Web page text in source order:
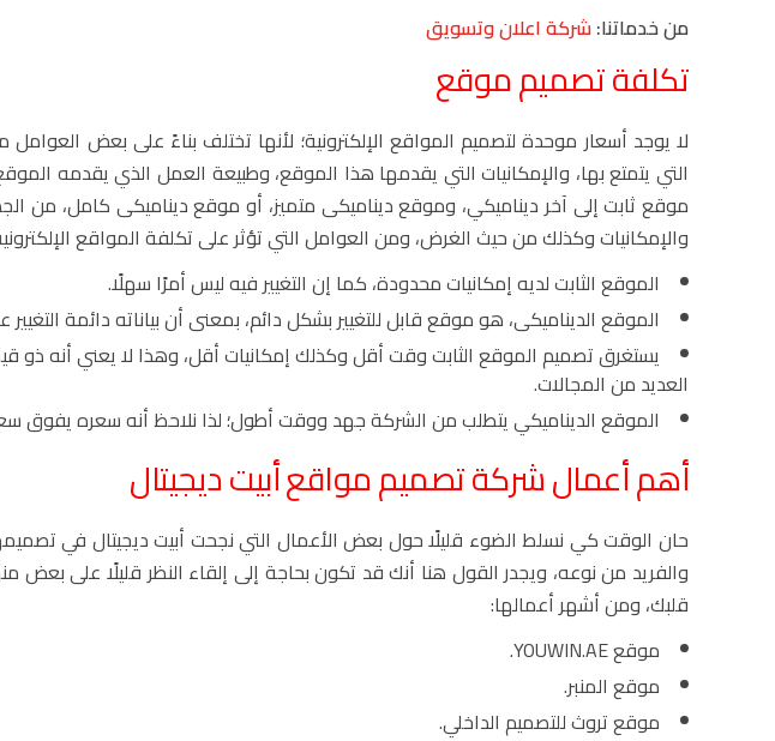
من خدماتنا:شركة اعلان وتسويق
تكلفة تصميم موقع
لا يوجد أسعار موحدة لتصميم المواقع الإلكترونية؛ لأنها تختلف بناءً على بعض
التي يتمتع بها، والإمكانيات التي يقدمها هذا الموقع، وطبيعة العمل الذي يقدمه
موقع ثابت إلى آخر ديناميكي، وموقع ديناميكى متميز، أو موقع ديناميكى كامل، من
والإمكانيات وكذلك من حيث الغرض، ومن العوامل التي تؤثر على تكلفة المواقع
الموقع الثابت لديه إمكانيات محدودة، كما إن التغيير فيه ليس أمرًا سهلًا.
الموقع الديناميكى، هو موقع قابل للتغيير بشكل دائم، بمعنى أن بياناته دائمة
يستغرق تصميم الموقع الثابت وقت أقل وكذلك إمكانيات أقل، وهذا لا يعني أنه ذو
العديد من المجالات.
الموقع الديناميكي يتطلب من الشركة جهد ووقت أطول؛ لذا نلاحظ أنه سعره يفوق
أهم أعمالشركة تصميم مواقعأبيت ديجيتال
حان الوقت كي نسلط الضوء قليلًا حول بعض الأعمال التي نجحت أبيت ديجيتال في
والفريد من نوعه، ويجدر القول هنا أنك قد تكون بحاجة إلى إلقاء النظر قليلًا على
قلبك، ومن أشهر أعمالها:
موقع YOUWIN.AE.
موقع المنبر.
موقع تروث للتصميم الداخلي.